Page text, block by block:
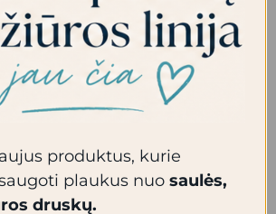
plastikas Iš 100%
CO2 emisijos lygio
su gyvūnais Draugiškas
kad šampūnas gali žaloti
naudojame alternatyvias
ar sulfatams. Ar tai praktiškas
Veganiškas, be plastiko,
produktus, kurie
plaukus nuo saulės,
druskų.